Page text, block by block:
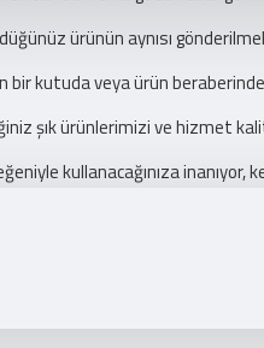
ürünün aynısı
bir kutuda veya ürün
şık ürünlerimizi ve hizmet
kullanacağınıza inanıyor,